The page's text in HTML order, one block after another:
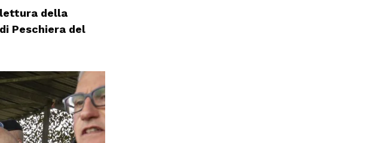
lettura della
Peschiera del